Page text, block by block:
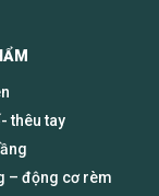
thêu tay
– động cơ rèm